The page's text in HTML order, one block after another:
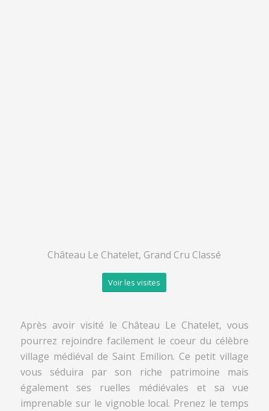
Château Le Chatelet, Grand Cru Classé
Voir les visites
Après avoir visité le Château Le Chatelet, vous
pourrez rejoindre facilement le coeur du célèbre
village médiéval de Saint Emilion. Ce petit village
vous séduira par son riche patrimoine mais
également ses ruelles médiévales et sa vue
imprenable sur le vignoble local. Prenez le temps